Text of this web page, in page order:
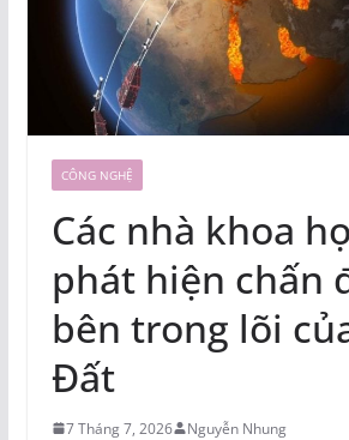
CÔNG NGHỆ
Các nhà khoa
phát hiện chấn
bên trong lõi
Đất
7 Tháng 7, 2026
Nguyễn Nhung